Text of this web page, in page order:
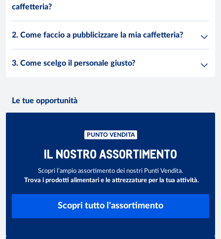
caffetteria?
2. Come faccio a pubblicizzare la mia caffetteria?
3. Come scelgo il personale giusto?
Le tue opportunità
PUNTO VENDITA
IL NOSTRO ASSORTIMENTO
Scopri l’ampio assortimento dei nostri Punti Vendita.
Trova i prodotti alimentari e le attrezzature per la tua attività.
Scopri tutto l'assortimento